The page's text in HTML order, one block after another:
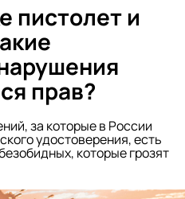
пистолет и
прав?
за которые в России
удостоверения, есть
которые грозят